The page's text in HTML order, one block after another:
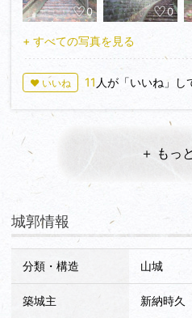
私は前回、がんばって高城から
る根白坂まで歩き、そして「な
を追いました。その時の様子は
して、（関ケ原の26人）の78・
ていますので、もし興味のある
根白坂の戦いで勝利し大和郡山
で倒れます。それゆえ小田原征
す。
つまりこの場所は、豊臣秀長が
いう事になります。大河ドラマ
の戦いがどのように描かれるの
ックスとなるのか？（😱～）。
ています！😊
0 0
+ すべての写真を見る
♥ いいね 11 人が「いいね」し
＋ もっ
城郭情報
分類・構造 山城
築城主 新納時久